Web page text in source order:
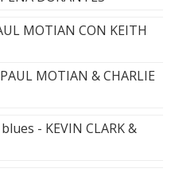
MOTIAN CON KEITH
MOTIAN & CHARLIE
- KEVIN CLARK &